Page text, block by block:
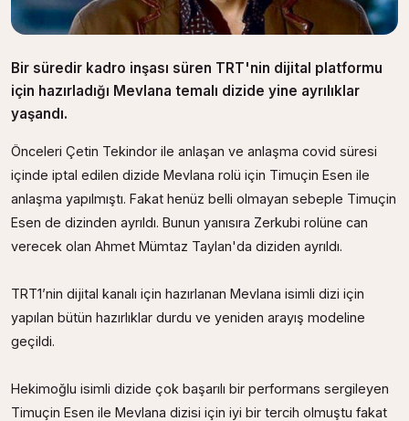
Bir süredir kadro inşası süren TRT'nin dijital platformu
için hazırladığı Mevlana temalı dizide yine ayrılıklar
yaşandı.
Önceleri Çetin Tekindor ile anlaşan ve anlaşma covid süresi
içinde iptal edilen dizide Mevlana rolü için Timuçin Esen ile
anlaşma yapılmıştı. Fakat henüz belli olmayan sebeple Timuçin
Esen de dizinden ayrıldı. Bunun yanısıra Zerkubi rolüne can
verecek olan Ahmet Mümtaz Taylan'da diziden ayrıldı.
TRT1’nin dijital kanalı için hazırlanan Mevlana isimli dizi için
yapılan bütün hazırlıklar durdu ve yeniden arayış modeline
geçildi.
Hekimoğlu isimli dizide çok başarılı bir performans sergileyen
Timuçin Esen ile Mevlana dizisi için iyi bir tercih olmuştu fakat